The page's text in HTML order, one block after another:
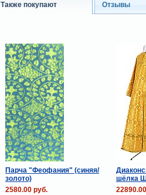
Также покупают Отзывы
Парча "Феофания" (синяя/
золото)
шёлка
2580.00 руб.